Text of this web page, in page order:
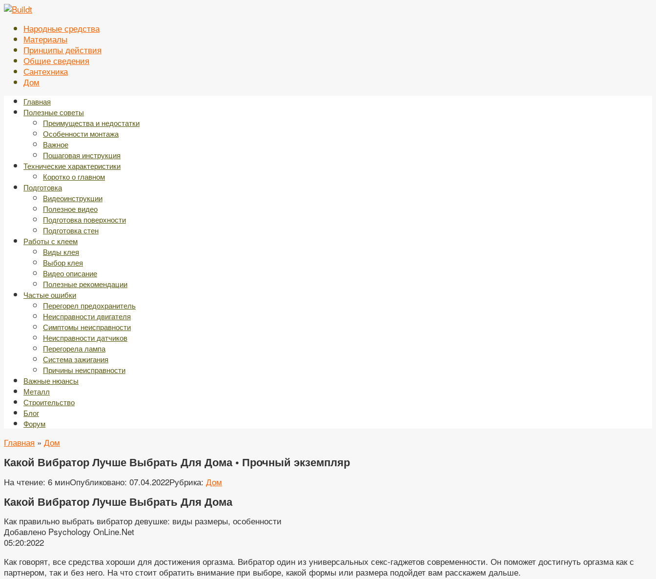
Перейти
контентуНародные средства
Материалы
Принципы действия
Общие сведения
Сантехника
Дом
Главная
Полезные советы
Преимущества и недостатки
Особенности монтажа
Важное
Пошаговая инструкция
Технические характеристики
Коротко о главном
Подготовка
Видеоинструкции
Полезное видео
Подготовка поверхности
Подготовка стен
Работы с клеем
Виды клея
Выбор клея
Видео описание
Полезные рекомендации
Частые ошибки
Перегорел предохранитель
Неисправности двигателя
Симптомы неисправности
Неисправности датчиков
Перегорела лампа
Система зажигания
Причины неисправности
Важные нюансы
Металл
Строительство
Блог
Форум
Главная » Дом
Какой Вибратор Лучше Выбрать Для Дома • Прочный экземпляр
На чтение: 6 минОпубликовано: 07.04.2022Рубрика: Дом
Какой Вибратор Лучше Выбрать Для Дома
Как правильно выбрать вибратор девушке: виды размеры, особенности
Добавлено Psychology OnLine.Net
05:20:2022
Как говорят, все средства хороши для достижения оргазма. Вибратор один из универсальных секс-гаджетов современности. Он поможет достигнуть оргазма как с
партнером, так и без него. На что стоит обратить внимание при выборе, какой формы или размера подойдет вам расскажем дальше.